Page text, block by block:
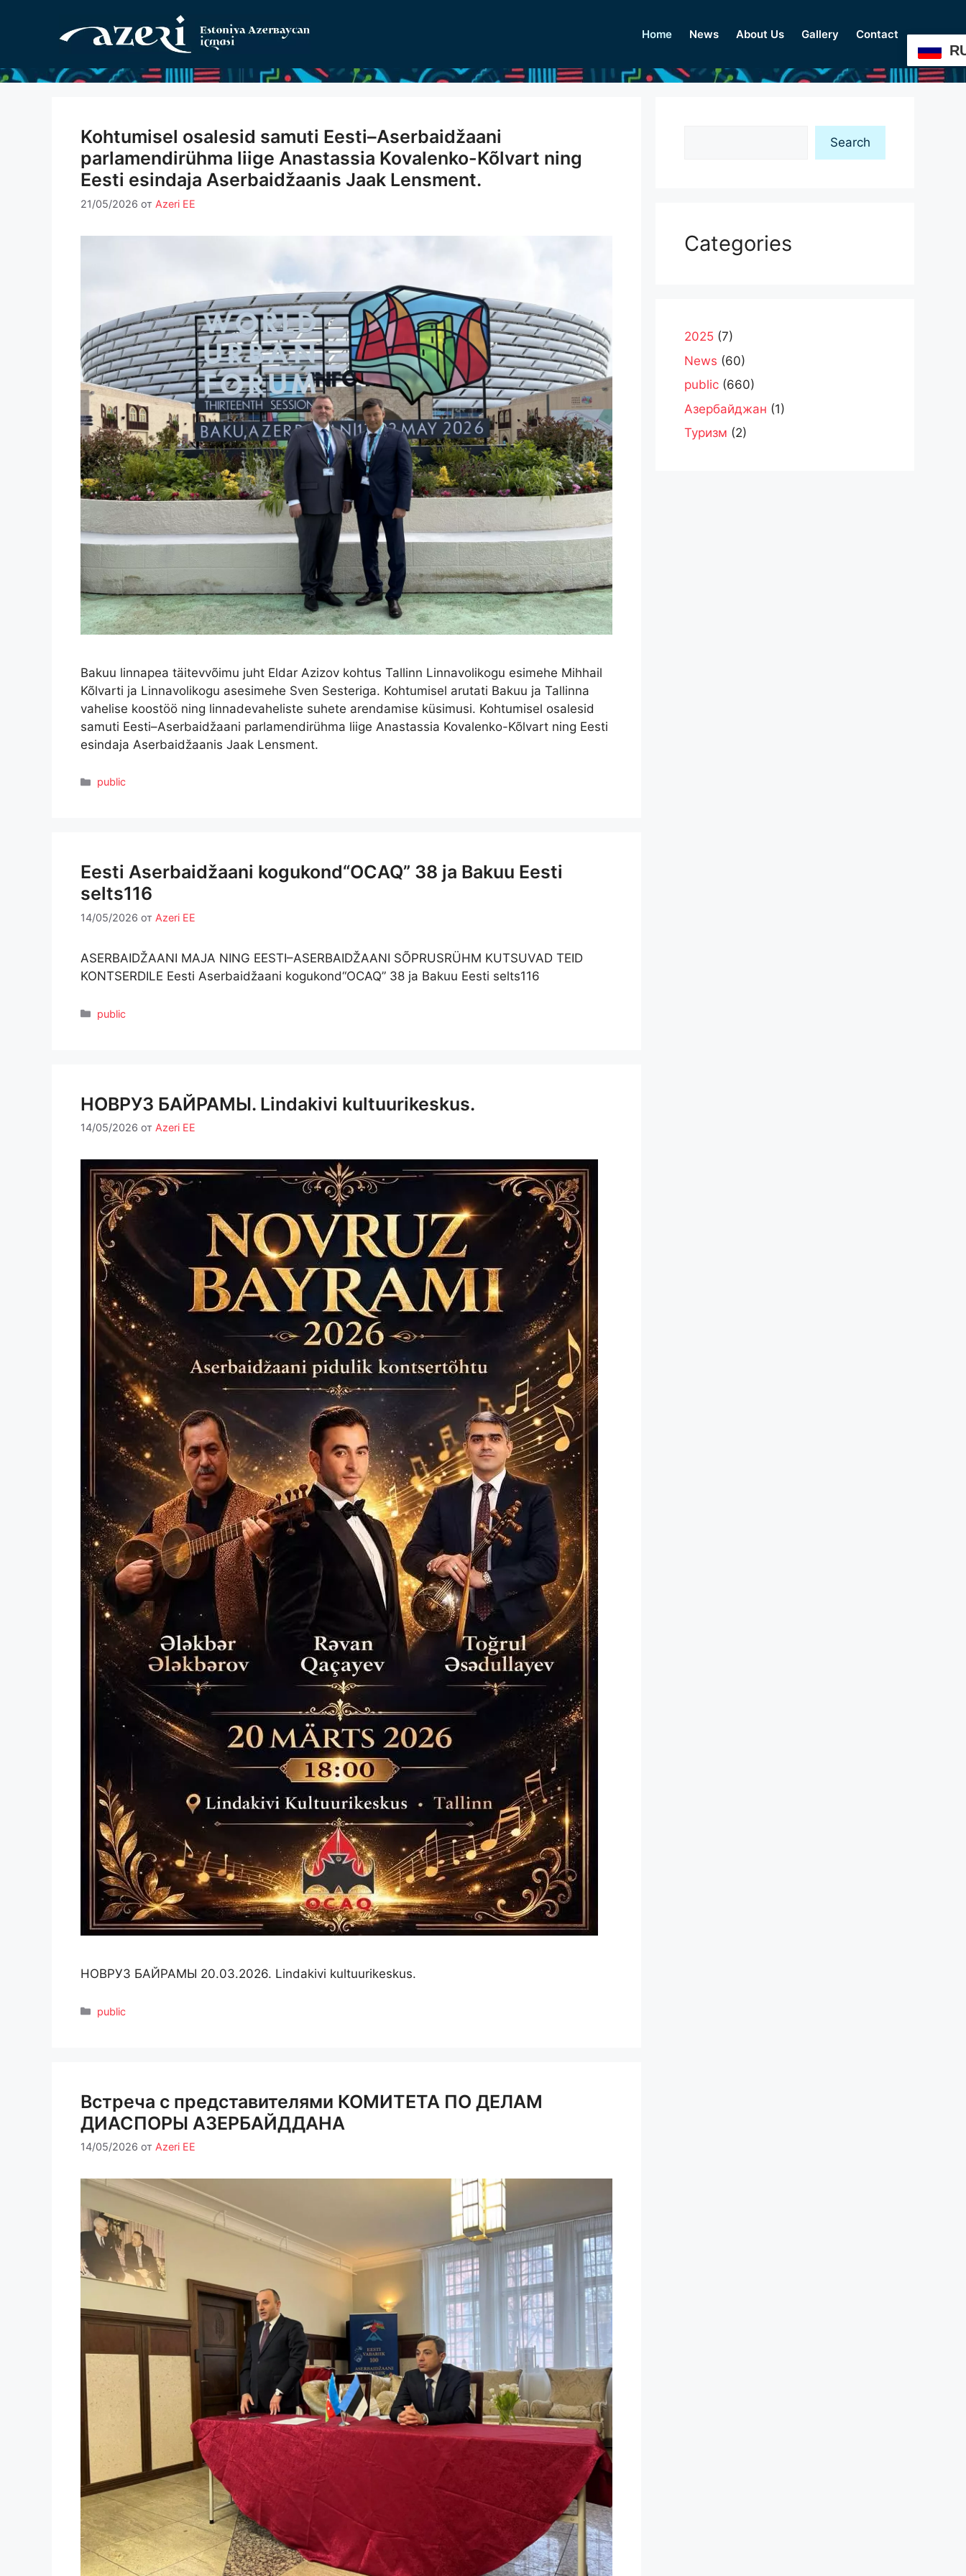
содержимому
Home News About Us Gallery Contact
Kohtumisel osalesid samuti Eesti–Aserbaidžaani
parlamendirühma liige Anastassia Kovalenko-Kõlvart ning
Eesti esindaja Aserbaidžaanis Jaak Lensment.
21/05/2026 от Azeri EE
Bakuu linnapea täitevvõimu juht Eldar Azizov kohtus Tallinn Linnavolikogu esimehe Mihhail
Kõlvarti ja Linnavolikogu asesimehe Sven Sesteriga. Kohtumisel arutati Bakuu ja Tallinna
vahelise koostöö ning linnadevaheliste suhete arendamise küsimusi. Kohtumisel osalesid
samuti Eesti–Aserbaidžaani parlamendirühma liige Anastassia Kovalenko-Kõlvart ning Eesti
esindaja Aserbaidžaanis Jaak Lensment.
Рубрики
public
Eesti Aserbaidžaani kogukond“OCAQ” 38 ja Bakuu Eesti
selts116
14/05/2026 от Azeri EE
ASERBAIDŽAANI MAJA NING EESTI–ASERBAIDŽAANI SÕPRUSRÜHM KUTSUVAD TEID
KONTSERDILE Eesti Aserbaidžaani kogukond“OCAQ” 38 ja Bakuu Eesti selts116
Рубрики
public
НОВРУЗ БАЙРАМЫ. Lindakivi kultuurikeskus.
14/05/2026 от Azeri EE
НОВРУЗ БАЙРАМЫ 20.03.2026. Lindakivi kultuurikeskus.
Рубрики
public
Встреча с представителями КОМИТЕТА ПО ДЕЛАМ
ДИАСПОРЫ АЗЕРБАЙДДАНА
14/05/2026 от Azeri EE
Search
Categories
2025 (7)
News (60)
public (660)
Азербайджан (1)
Туризм (2)